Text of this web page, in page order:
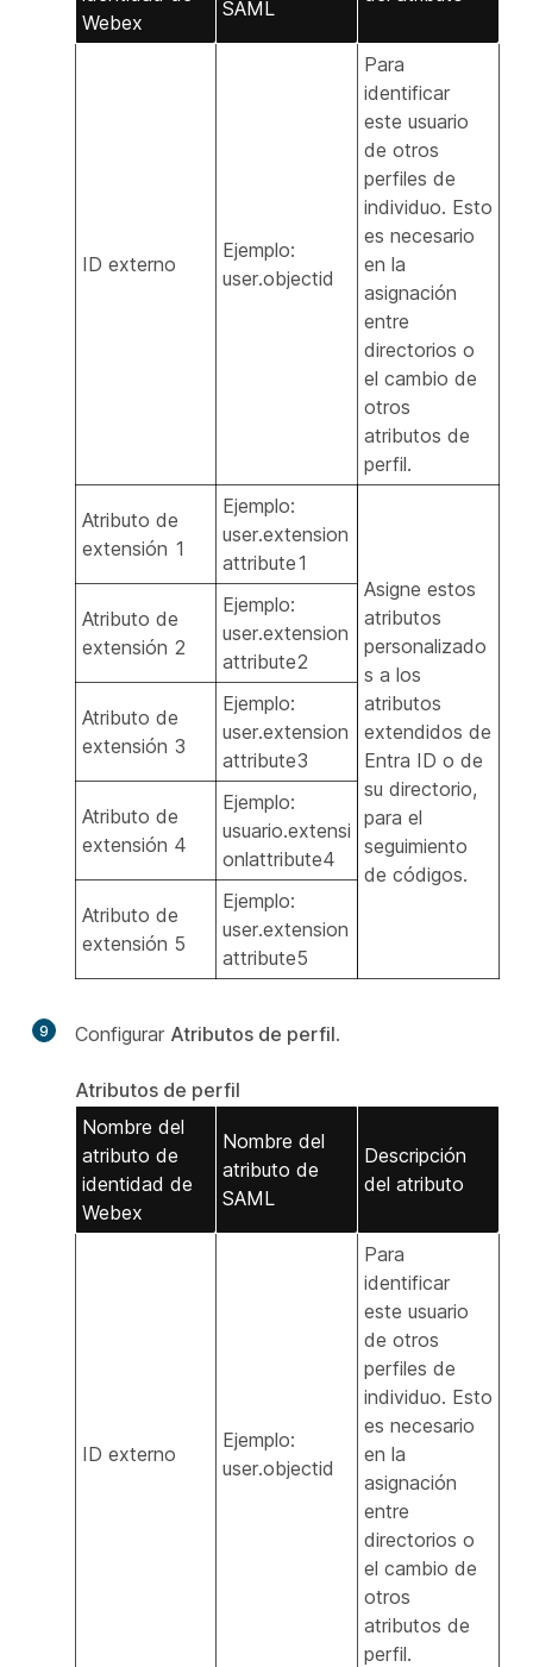
Webex
SAML
ID externo
Ejemplo:
user.objectid
Para
identificar
este usuario
de otros
perfiles de
individuo. Esto
es necesario
en la
asignación
entre
directorios o
el cambio de
otros
atributos de
perfil.
Atributo de
extensión 1
Ejemplo:
user.extension
attribute1
Asigne estos
atributos
personalizado
s a los
atributos
extendidos de
Entra ID o de
su directorio,
para el
seguimiento
de códigos.
Atributo de
extensión 2
Ejemplo:
user.extension
attribute2
Atributo de
extensión 3
Ejemplo:
user.extension
attribute3
Atributo de
extensión 4
Ejemplo:
usuario.extensi
onlattribute4
Atributo de
extensión 5
Ejemplo:
user.extension
attribute5
9 Configurar Atributos de perfil.
Atributos de perfil
Nombre del
atributo de
identidad de
Webex
Nombre del
atributo de
SAML
Descripción
del atributo
ID externo
Ejemplo:
user.objectid
Para
identificar
este usuario
de otros
perfiles de
individuo. Esto
es necesario
en la
asignación
entre
directorios o
el cambio de
otros
atributos de
perfil.